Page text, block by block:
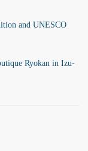
and UNESCO
Ryokan in Izu-